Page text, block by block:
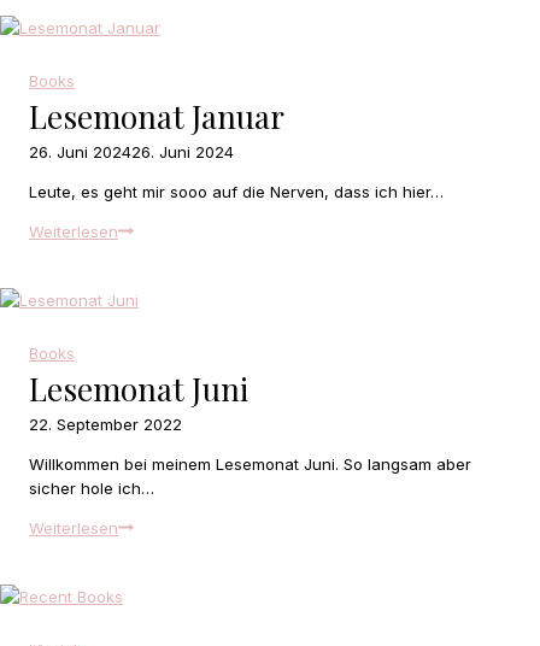
Books
Lesemonat Januar
26. Juni 202426. Juni 2024
Leute, es geht mir sooo auf die Nerven, dass ich hier…
WeiterlesenLesemonat
Books
Lesemonat Juni
22. September 2022
Willkommen bei meinem Lesemonat Juni. So langsam aber
sicher hole ich…
WeiterlesenLesemonat